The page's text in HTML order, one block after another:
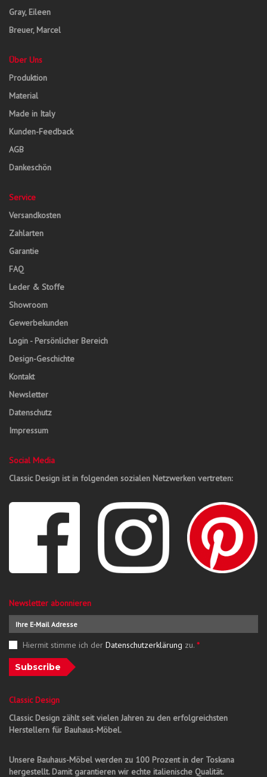
Gray, Eileen
Breuer, Marcel
Über Uns
Produktion
Material
Made in Italy
Kunden-Feedback
AGB
Dankeschön
Service
Versandkosten
Zahlarten
Garantie
FAQ
Leder & Stoffe
Showroom
Gewerbekunden
Login - Persönlicher Bereich
Design-Geschichte
Kontakt
Newsletter
Datenschutz
Impressum
Social Media
Classic Design ist in folgenden sozialen Netzwerken vertreten:
Newsletter abonnieren
Hiermit stimme ich der Datenschutzerklärung zu. *
Subscribe
Classic Design
Classic Design zählt seit vielen Jahren zu den erfolgreichsten
Herstellern für Bauhaus-Möbel.
Unsere Bauhaus-Möbel werden zu 100 Prozent in der Toskana
hergestellt. Damit garantieren wir echte italienische Qualität.